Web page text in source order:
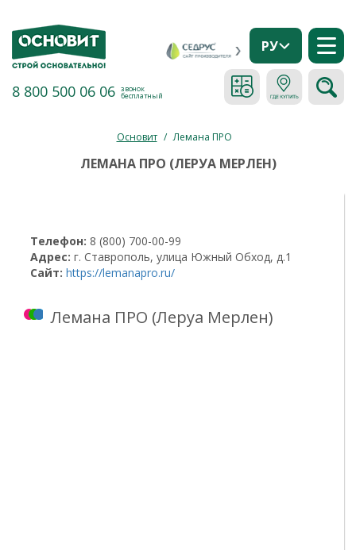
8 800 500 06 06 звонок
бесплатный
РУ
Основит / Лемана ПРО
ЛЕМАНА ПРО (ЛЕРУА МЕРЛЕН)
Телефон: 8 (800) 700-00-99
Адрес: г. Ставрополь, улица Южный Обход, д.1
Сайт: https://lemanapro.ru/
Лемана ПРО (Леруа Мерлен)